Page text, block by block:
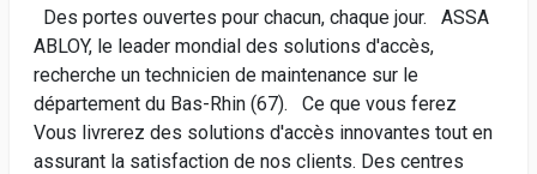
Des portes ouvertes pour chacun, chaque jour. ASSA
ABLOY, le leader mondial des solutions d'accès,
recherche un technicien de maintenance sur le
département du Bas-Rhin (67). Ce que vous ferez
Vous livrerez des solutions d'accès innovantes tout en
assurant la satisfaction de nos clients. Des centres